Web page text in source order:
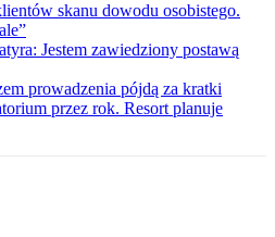
skanu dowodu osobistego.
Jestem zawiedziony postawą
prowadzenia pójdą za kratki
przez rok. Resort planuje